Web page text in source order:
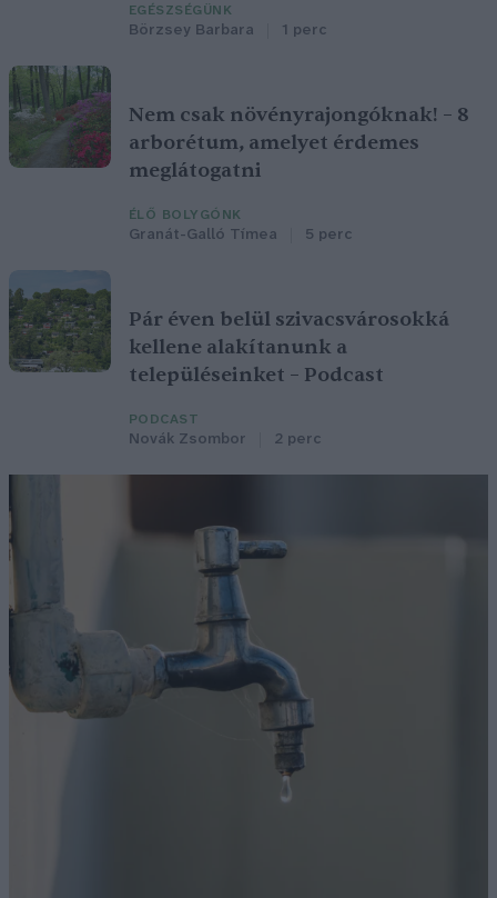
EGÉSZSÉGÜNK
Börzsey Barbara 1 perc
Nem csak növényrajongóknak! – 8
arborétum, amelyet érdemes
meglátogatni
ÉLŐ BOLYGÓNK
Granát-Galló Tímea 5 perc
Pár éven belül szivacsvárosokká
kellene alakítanunk a
településeinket – Podcast
PODCAST
Novák Zsombor 2 perc